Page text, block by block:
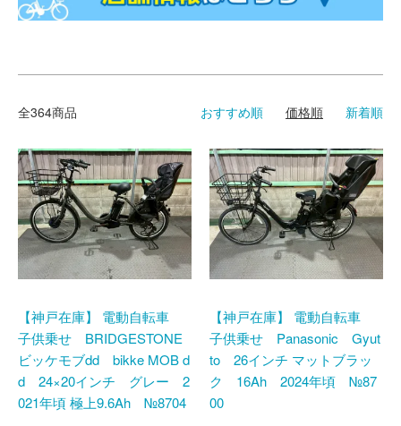
全364商品 おすすめ順 価格順 新着順
【神戸在庫】 電動自転車
子供乗せ BRIDGESTONE
ビッケモブdd bikke MOB d
d 24×20インチ グレー 2
021年頃 極上9.6Ah №8704
【神戸在庫】 電動自転車
子供乗せ Panasonic Gyut
to 26インチ マットブラッ
ク 16Ah 2024年頃 №87
00